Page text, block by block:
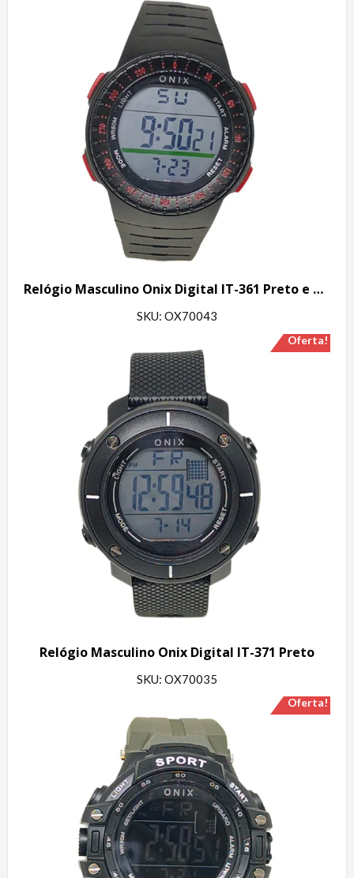
Relógio Masculino Onix Digital IT-361 Preto e Vermelho
SKU: OX70043
Oferta!
Relógio Masculino Onix Digital IT-371 Preto
SKU: OX70035
Oferta!